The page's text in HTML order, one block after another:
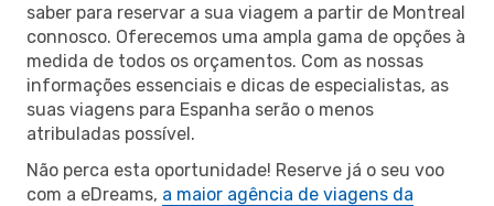
saber para reservar a sua viagem a partir de Montreal
connosco. Oferecemos uma ampla gama de opções à
medida de todos os orçamentos. Com as nossas
informações essenciais e dicas de especialistas, as
suas viagens para Espanha serão o menos
atribuladas possível.
Não perca esta oportunidade! Reserve já o seu voo
com a eDreams, a maior agência de viagens da